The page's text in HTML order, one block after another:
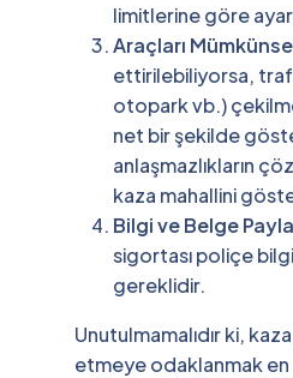
limitlerine göre
Araçları
ettirilebiliyorsa,
otopark vb.)
net bir şekilde
anlaşmazlıkların
kaza mahallini
Bilgi ve Belge
sigortası poliçe
gereklidir.
Unutulmamalıdır ki,
etmeye odaklanmak en